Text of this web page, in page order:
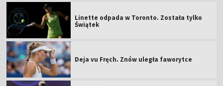
Linette odpada w Toronto. Została tylko
Świątek
Deja vu Fręch. Znów uległa faworytce